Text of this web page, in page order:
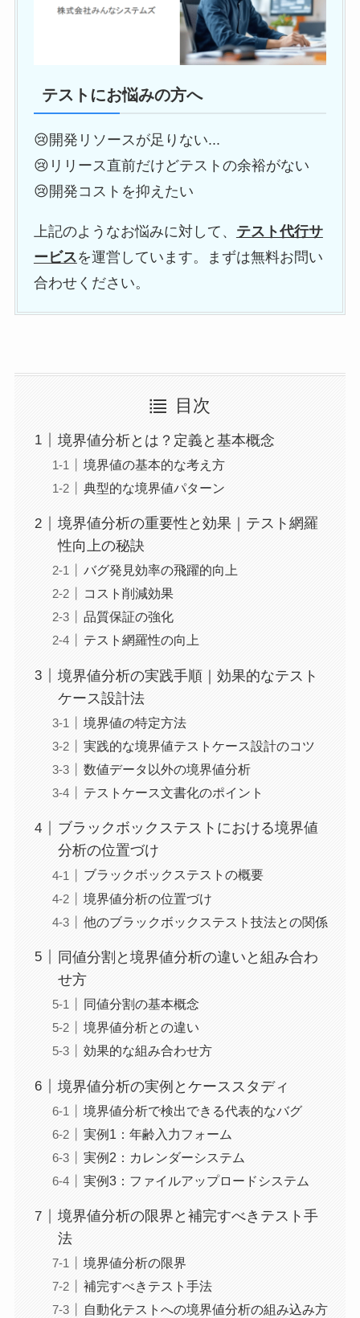
テストにお悩みの方へ
😢開発リソースが足りない...
😢リリース直前だけどテストの余裕がない
😢開発コストを抑えたい
上記のようなお悩みに対して、 テスト代行サ
ービスを運営しています。まずは無料お問い
合わせください。
目次
境界値分析とは？定義と基本概念
境界値の基本的な考え方
典型的な境界値パターン
境界値分析の重要性と効果｜テスト網羅
性向上の秘訣
バグ発見効率の飛躍的向上
コスト削減効果
品質保証の強化
テスト網羅性の向上
境界値分析の実践手順｜効果的なテスト
ケース設計法
境界値の特定方法
実践的な境界値テストケース設計のコツ
数値データ以外の境界値分析
テストケース文書化のポイント
ブラックボックステストにおける境界値
分析の位置づけ
ブラックボックステストの概要
境界値分析の位置づけ
他のブラックボックステスト技法との関係
同値分割と境界値分析の違いと組み合わ
せ方
同値分割の基本概念
境界値分析との違い
効果的な組み合わせ方
境界値分析の実例とケーススタディ
境界値分析で検出できる代表的なバグ
実例1：年齢入力フォーム
実例2：カレンダーシステム
実例3：ファイルアップロードシステム
境界値分析の限界と補完すべきテスト手
法
境界値分析の限界
補完すべきテスト手法
自動化テストへの境界値分析の組み込み方